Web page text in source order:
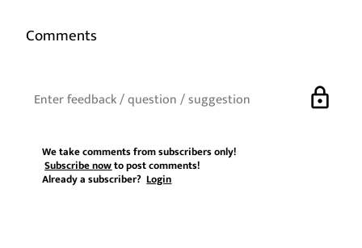
Comments
lock
We take comments from subscribers only!
Subscribe nowto post comments!
Already a subscriber?Login